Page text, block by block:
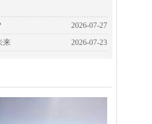
2026-07-27
来 2026-07-23